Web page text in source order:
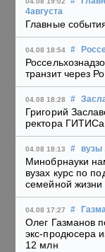
4августа
Главные
04.08 18:54 #
транзит через
04.08 18:28 #
Григорий
ректора ГИТИСа
04.08 18:13 # вузы
Минобрнауки
вузах курс по
семейной жизни
04.08 17:27 #
Олег Газманов
экс-продюсера
12 млн